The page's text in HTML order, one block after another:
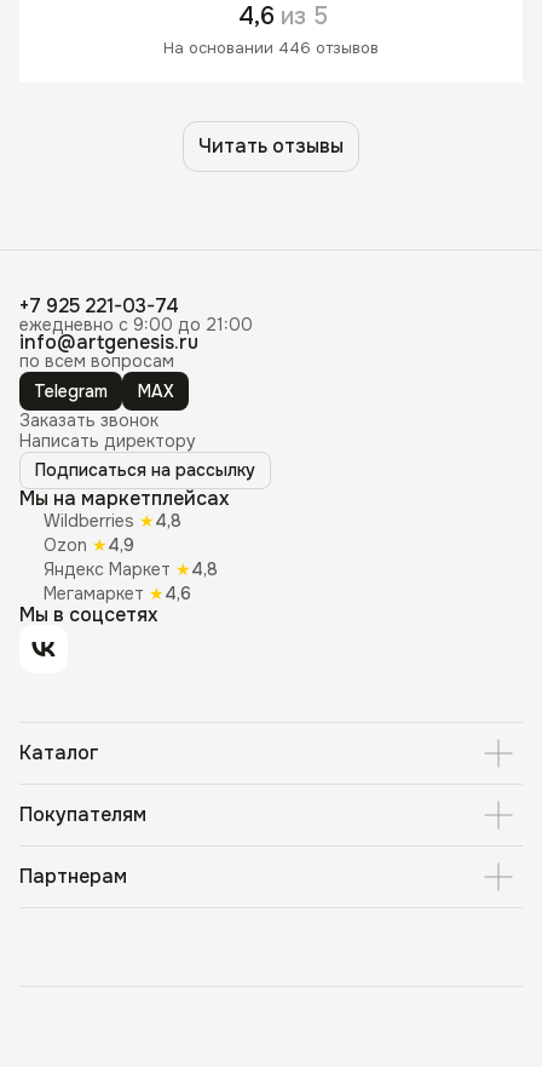
4,6 из 5
На основании 446 отзывов
Читать отзывы
+7 925 221-03-74
ежедневно с 9:00 до 21:00
info@artgenesis.ru
по всем вопросам
Telegram
MAX
Заказать звонок
Написать директору
Подписаться на рассылку
Мы на маркетплейсах
Wildberries ★4,8
Ozon ★4,9
Яндекс Маркет ★4,8
Мегамаркет ★4,6
Мы в соцсетях
Каталог
Покупателям
Партнерам